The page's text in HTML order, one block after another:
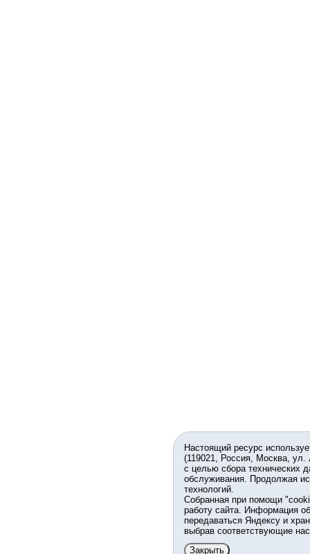
Настоящий ресурс
(119021, Россия, Москва,
с целью сбора технических
обслуживания. Продолжая
технологий.
Собранная при помощи
работу сайта. Информация
передаваться Яндексу и
выбрав соответствующие
Закрыть